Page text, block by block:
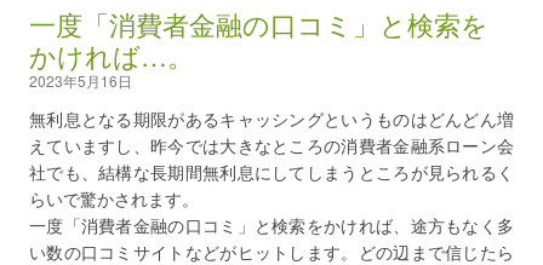
一度「消費者金融の口コミ」と検索を
かければ…。
2023年5月16日
無利息となる期限があるキャッシングというものはどんどん増
えていますし、昨今では大きなところの消費者金融系ローン会
社でも、結構な長期間無利息にしてしまうところが見られるく
らいで驚かされます。
一度「消費者金融の口コミ」と検索をかければ、途方もなく多
い数の口コミサイトなどがヒットします。どの辺まで信じたら